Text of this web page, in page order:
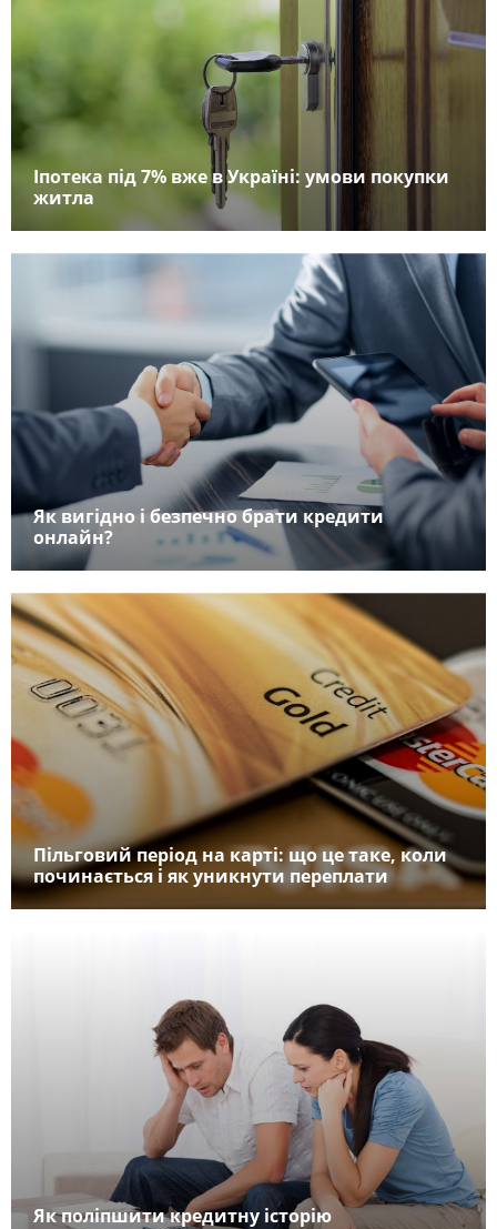
Іпотека під 7% вже в Україні: умови покупки
житла
Як вигідно і безпечно брати кредити
онлайн?
Пільговий період на карті: що це таке, коли
починається і як уникнути переплати
Як поліпшити кредитну історію